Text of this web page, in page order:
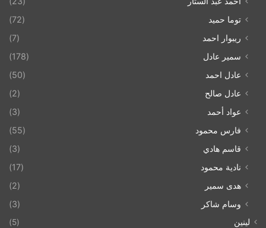
توما حميد
(72)
ريبوار احمد
(7)
سمير عادل
(178)
عادل احمد
(50)
عادل صالح
(2)
عواد أحمد
(3)
فارس محمود
(55)
قاسم هادي
(3)
نادية محمود
(17)
هدى سمير
(2)
وسام شاكر
(3)
لينين
(5)